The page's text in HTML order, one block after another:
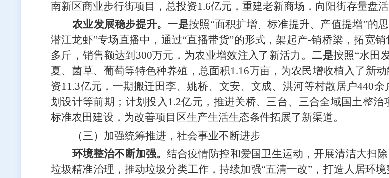
南新区商业步行街项目，总投资1.6亿元，重建老新商场，向阳街存量盘
农业发展稳步提升。 一是按照“面积扩增、标准提升、产值提增”的
潜江龙虾”专场直播中，通过“直播带货”的形式，架起产-销桥梁，拓宽
多斤，销售额达到300万元， 为农业增效注入了新活力 。二是按照“水田
夏、菌草、 葡萄等特色种养殖 ，总面积1.16万亩，为农民增收植入了新动
资11.3亿元，一期搬迁田李、姚桥、文安、文成、洪河等村散居户440
划设计等前期；计划投入1.2亿元，推进关桥、三台、三合全域国土整
标准农田建设，为改善项目区生产生活生态条件拓展了新渠道。
（三）加强统筹推进，社会事业不断进步
环境整治不断加强。 结合疫情防控和爱国卫生运动，开展清洁大扫
垃圾精准治理 ， 推动垃圾分类工作，持续加强“五清一改”， 打造人居环境